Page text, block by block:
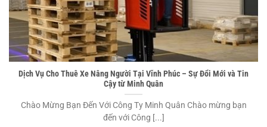
Dịch Vụ Cho Thuê Xe Nâng Người Tại Vĩnh Phúc – Sự Đổi Mới và Tin
Cậy từ Minh Quân
Chào Mừng Bạn Đến Với Công Ty Minh Quân Chào mừng bạn
đến với Công [...]